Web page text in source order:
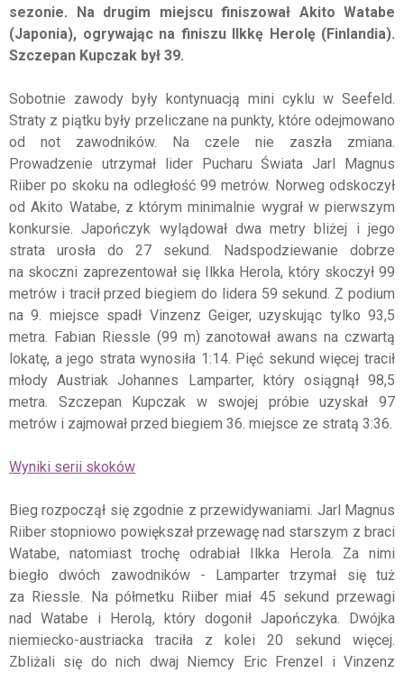
sezonie. Na drugim miejscu finiszował Akito Watabe
(Japonia), ogrywając na finiszu Ilkkę Herolę (Finlandia).
Szczepan Kupczak był 39.
Sobotnie zawody były kontynuacją mini cyklu w Seefeld.
Straty z piątku były przeliczane na punkty, które odejmowano
od not zawodników. Na czele nie zaszła zmiana.
Prowadzenie utrzymał lider Pucharu Świata Jarl Magnus
Riiber po skoku na odległość 99 metrów. Norweg odskoczył
od Akito Watabe, z którym minimalnie wygrał w pierwszym
konkursie. Japończyk wylądował dwa metry bliżej i jego
strata urosła do 27 sekund. Nadspodziewanie dobrze
na skoczni zaprezentował się Ilkka Herola, który skoczył 99
metrów i tracił przed biegiem do lidera 59 sekund. Z podium
na 9. miejsce spadł Vinzenz Geiger, uzyskując tylko 93,5
metra. Fabian Riessle (99 m) zanotował awans na czwartą
lokatę, a jego strata wynosiła 1:14. Pięć sekund więcej tracił
młody Austriak Johannes Lamparter, który osiągnął 98,5
metra. Szczepan Kupczak w swojej próbie uzyskał 97
metrów i zajmował przed biegiem 36. miejsce ze stratą 3:36.
Wyniki serii skoków
Bieg rozpoczął się zgodnie z przewidywaniami. Jarl Magnus
Riiber stopniowo powiększał przewagę nad starszym z braci
Watabe, natomiast trochę odrabiał Ilkka Herola. Za nimi
biegło dwóch zawodników - Lamparter trzymał się tuż
za Riessle. Na półmetku Riiber miał 45 sekund przewagi
nad Watabe i Herolą, który dogonił Japończyka. Dwójka
niemiecko-austriacka traciła z kolei 20 sekund więcej.
Zbliżali się do nich dwaj Niemcy Eric Frenzel i Vinzenz